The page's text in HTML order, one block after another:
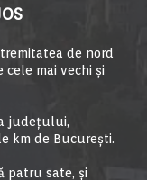
de nord
mai vechi şi
judeţului,
km de Bucureşti.
patru sate, și